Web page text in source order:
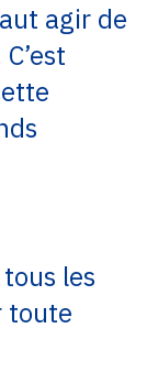
agir de
les
toute